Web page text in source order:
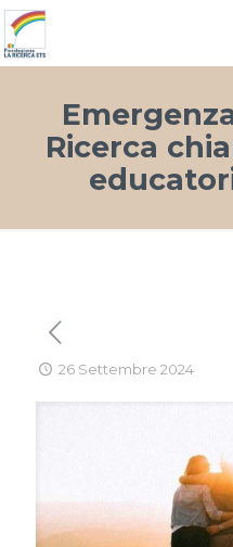
Ricerca
26 Settembre 2024